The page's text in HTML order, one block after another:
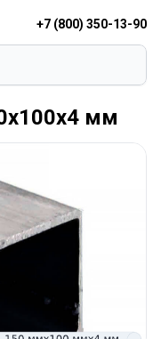
+7 (800) 350-13-90
мм